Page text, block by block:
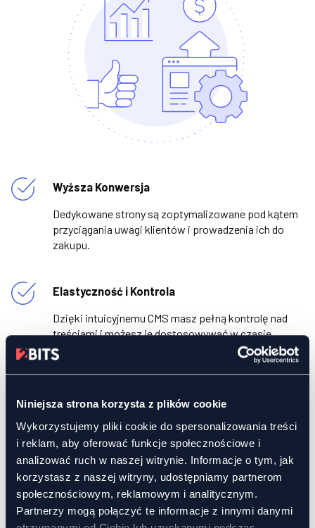
Niniejsza strona korzysta z plików cookie
Wykorzystujemy pliki cookie do spersonalizowania treści
i reklam, aby oferować funkcje społecznościowe i
analizować ruch w naszej witrynie. Informacje o tym, jak
korzystasz z naszej witryny, udostępniamy partnerom
społecznościowym, reklamowym i analitycznym.
Partnerzy mogą połączyć te informacje z innymi danymi
Wyższa Konwersja
Dedykowane strony są zoptymalizowane pod kątem
przyciągania uwagi klientów i prowadzenia ich do
zakupu.
Elastyczność i Kontrola
Dzięki intuicyjnemu CMS masz pełną kontrolę nad
treściami i możesz je dostosowywać w czasie
rzeczywistym.
Nowoczesne projekty graficzne wzmacniają
zaufanie klientów do Twojej marki.
Skuteczność Marketingowa
Integracja z narzędziami analitycznymi i